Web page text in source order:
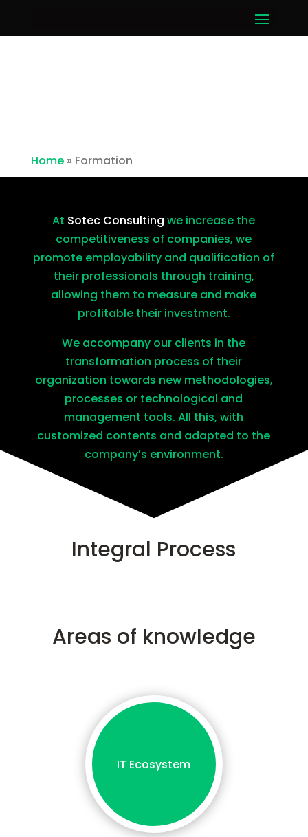
Home» Formation
At Sotec Consultingwe increase the
competitiveness of companies, we
promote employability and qualification of
their professionals through training,
allowing them to measure and make
profitable their investment.
We accompany our clients in the
transformation process of their
organization towards new methodologies,
processes or technological and
management tools. All this, with
customized contents and adapted to the
company’s environment.
Integral Process
Areas of knowledge
IT Ecosystem